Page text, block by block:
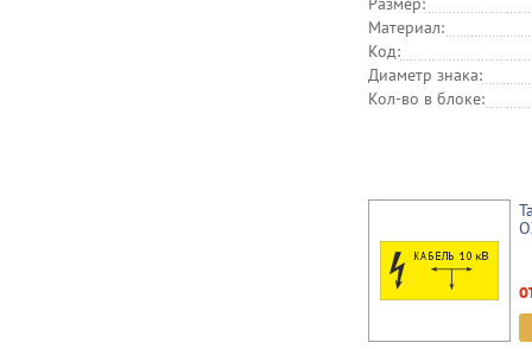
Материал:
Код:
Диаметр знака:
Кол-во в блоке: